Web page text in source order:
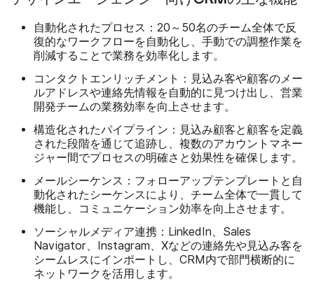
自動化されたプロセス： 20～50名のチーム全体で反
復的なワークフローを自動化し、手動での調整作業を
削減することで業務を効率化します。
コンタクトエンリッチメント： 見込み客や顧客のメー
ルアドレスや連絡先情報を自動的に見つけ出し、営業
開発チームの業務効率を向上させます。
構造化されたパイプライン： 見込み顧客と顧客を定義
された段階を通じて追跡し、複数のアカウントマネー
ジャー間でプロセスの明確さと効果性を確保します。
メールシーケンス： フォローアップテンプレートと自
動化されたシーケンスにより、チーム全体で一貫して
機能し、コミュニケーション効率を向上させます。
ソーシャルメディア連携： LinkedIn、Sales
Navigator、Instagram、Xなどの連絡先や見込み客を
シームレスにインポートし、CRM内で部門横断的に
ネットワークを活用します。